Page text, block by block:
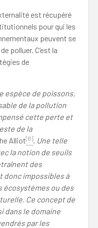
est récupéré
pour qui les
peuvent se
polluer. C’est la
de
espèce de poissons,
de la pollution
cette perte et
de la
Alliot[6]
Une telle
la notion de seuils
des
donc impossibles à
écosystèmes ou des
Ce concept de
dans le domaine
par les